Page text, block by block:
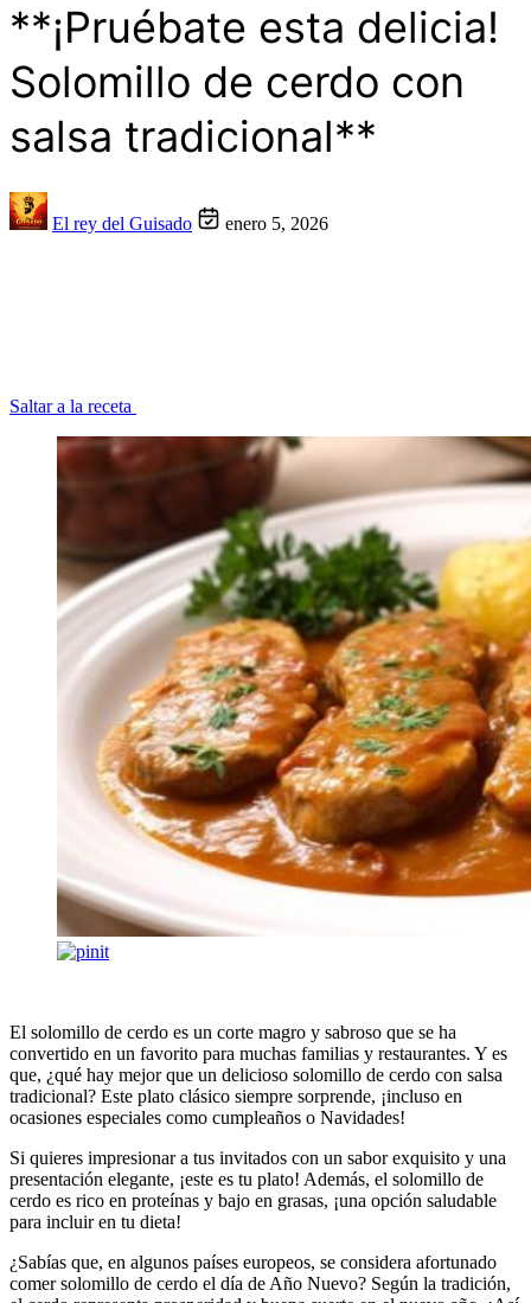
**¡Pruébate esta delicia!
Solomillo de cerdo con
salsa tradicional**
El rey del Guisado enero 5, 2026
Saltar a la receta
El solomillo de cerdo es un corte magro y sabroso que se ha
convertido en un favorito para muchas familias y restaurantes. Y es
que, ¿qué hay mejor que un delicioso solomillo de cerdo con salsa
tradicional? Este plato clásico siempre sorprende, ¡incluso en
ocasiones especiales como cumpleaños o Navidades!
Si quieres impresionar a tus invitados con un sabor exquisito y una
presentación elegante, ¡este es tu plato! Además, el solomillo de
cerdo es rico en proteínas y bajo en grasas, ¡una opción saludable
para incluir en tu dieta!
¿Sabías que, en algunos países europeos, se considera afortunado
comer solomillo de cerdo el día de Año Nuevo? Según la tradición,